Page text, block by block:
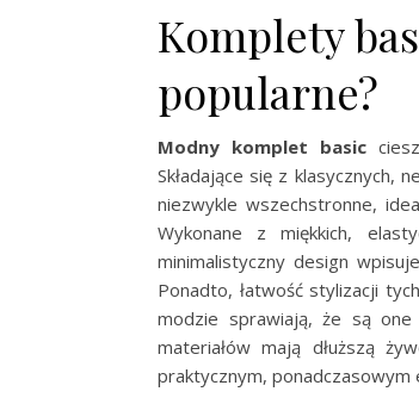
Komplety
popularne?
Modny komplet basic
Składające się z klasycznych,
niezwykle wszechstronne,
Wykonane z miękkich,
minimalistyczny design
Ponadto, łatwość stylizacji
modzie sprawiają, że są
materiałów mają dłuższą
praktycznym,